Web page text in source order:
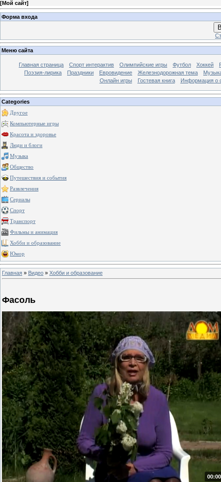
[Мой сайт]
Форма входа
Меню сайта
Главная страница Спорт интерактив Олимпийские игры Футбол Хоккей
Поэзия-лирика
Праздники Евровидение Железнодорожная тема
Онлайн игры
Гостевая книга Информация о
Categories
Другое
Компьютерные игры
Красота и здоровье
Люди и блоги
Музыка
Общество
Путешествия и события
Развлечения
Сериалы
Спорт
Транспорт
Фильмы и анимация
Хобби и образование
Юмор
Главная » Видео » Хобби и образование
Фасоль